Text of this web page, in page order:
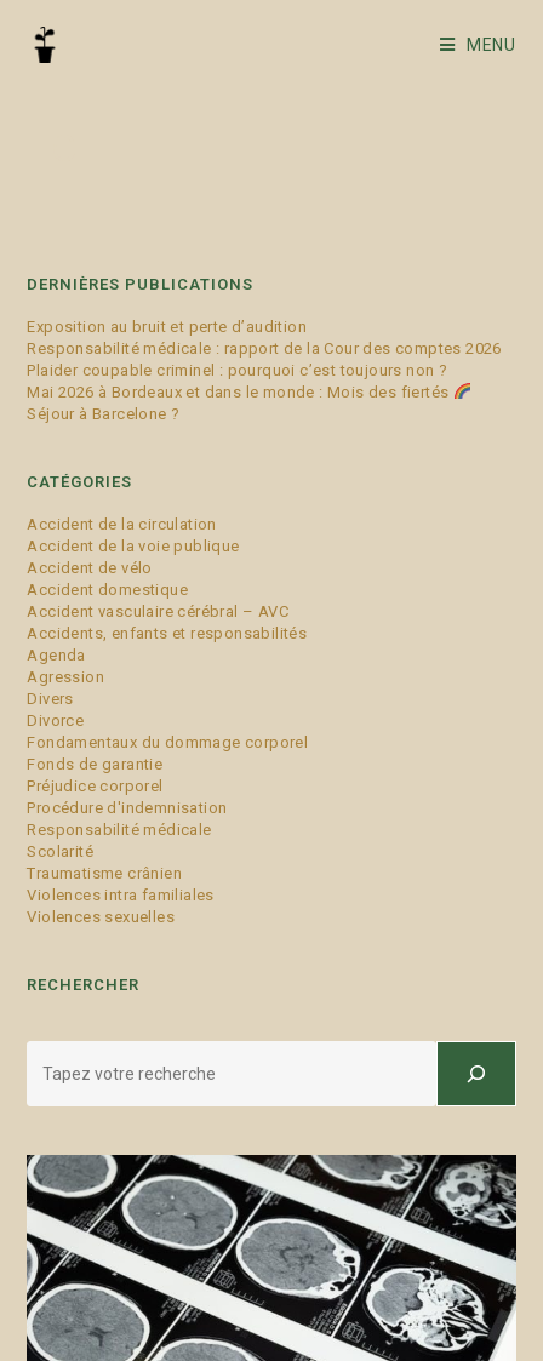
MENU
DERNIÈRES PUBLICATIONS
Exposition au bruit et perte d’audition
Responsabilité médicale : rapport de la Cour des comptes 2026
Plaider coupable criminel : pourquoi c’est toujours non ?
Mai 2026 à Bordeaux et dans le monde : Mois des fiertés
Séjour à Barcelone ?
CATÉGORIES
Accident de la circulation
Accident de la voie publique
Accident de vélo
Accident domestique
Accident vasculaire cérébral – AVC
Accidents, enfants et responsabilités
Agenda
Agression
Divers
Divorce
Fondamentaux du dommage corporel
Fonds de garantie
Préjudice corporel
Procédure d'indemnisation
Responsabilité médicale
Scolarité
Traumatisme crânien
Violences intra familiales
Violences sexuelles
RECHERCHER